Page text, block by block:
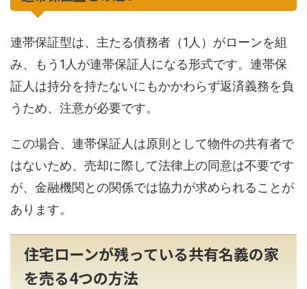
連帯保証型は、主たる債務者（1人）がローンを組
み、もう1人が連帯保証人になる形式です。連帯保
証人は持分を持たないにもかかわらず返済義務を負
うため、注意が必要です。
この場合、連帯保証人は原則として物件の共有者で
はないため、売却に際して法律上の同意は不要です
が、金融機関との関係では協力が求められることが
あります。
住宅ローンが残っている共有名義の家
を売る4つの方法